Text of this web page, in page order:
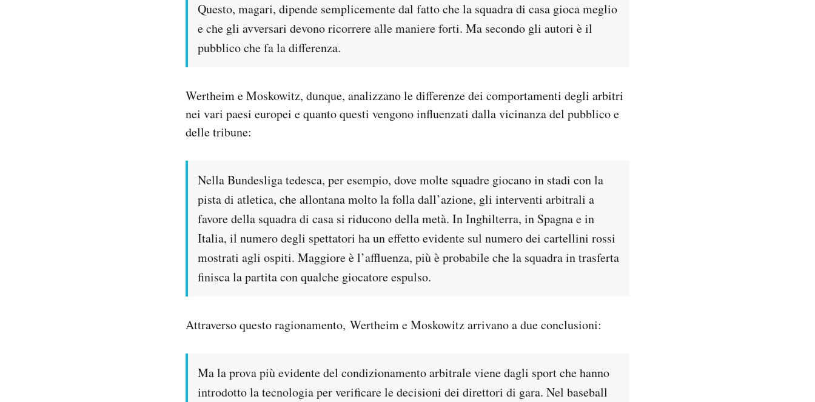
Questo, magari, dipende semplicemente dal fatto che la squadra di casa gioca meglio
e che gli avversari devono ricorrere alle maniere forti. Ma secondo gli autori è il
pubblico che fa la differenza.
Wertheim e Moskowitz, dunque, analizzano le differenze dei comportamenti degli arbitri
nei vari paesi europei e quanto questi vengono influenzati dalla vicinanza del pubblico e
delle tribune:
Nella Bundesliga tedesca, per esempio, dove molte squadre giocano in stadi con la
pista di atletica, che allontana molto la folla dall’azione, gli interventi arbitrali a
favore della squadra di casa si riducono della metà. In Inghilterra, in Spagna e in
Italia, il numero degli spettatori ha un effetto evidente sul numero dei cartellini rossi
mostrati agli ospiti. Maggiore è l’affluenza, più è probabile che la squadra in trasferta
finisca la partita con qualche giocatore espulso.
Attraverso questo ragionamento, Wertheim e Moskowitz arrivano a due conclusioni:
Ma la prova più evidente del condizionamento arbitrale viene dagli sport che hanno
introdotto la tecnologia per verificare le decisioni dei direttori di gara. Nel baseball